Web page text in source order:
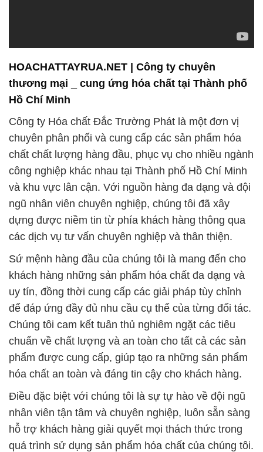
HOACHATTAYRUA.NET | Công ty chuyên
thương mại _ cung ứng hóa chất tại Thành phố
Hồ Chí Minh
Công ty Hóa chất Đắc Trường Phát là một đơn vị
chuyên phân phối và cung cấp các sản phẩm hóa
chất chất lượng hàng đầu, phục vụ cho nhiều ngành
công nghiệp khác nhau tại Thành phố Hồ Chí Minh
và khu vực lân cận. Với nguồn hàng đa dạng và đội
ngũ nhân viên chuyên nghiệp, chúng tôi đã xây
dựng được niềm tin từ phía khách hàng thông qua
các dịch vụ tư vấn chuyên nghiệp và thân thiện.
Sứ mệnh hàng đầu của chúng tôi là mang đến cho
khách hàng những sản phẩm hóa chất đa dạng và
uy tín, đồng thời cung cấp các giải pháp tùy chỉnh
để đáp ứng đầy đủ nhu cầu cụ thể của từng đối tác.
Chúng tôi cam kết tuân thủ nghiêm ngặt các tiêu
chuẩn về chất lượng và an toàn cho tất cả các sản
phẩm được cung cấp, giúp tạo ra những sản phẩm
hóa chất an toàn và đáng tin cậy cho khách hàng.
Điều đặc biệt với chúng tôi là sự tự hào về đội ngũ
nhân viên tận tâm và chuyên nghiệp, luôn sẵn sàng
hỗ trợ khách hàng giải quyết mọi thách thức trong
quá trình sử dụng sản phẩm hóa chất của chúng tôi.